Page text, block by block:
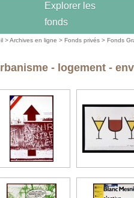
Explorer les
fonds
>Archives en ligne >Fonds privés >Fonds
- logement -